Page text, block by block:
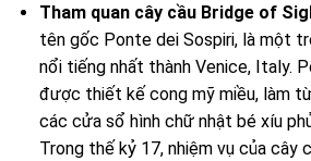
Tham quan cây cầu Bridge of
tên gốc Ponte dei Sospiri, là một
nổi tiếng nhất thành Venice, Italy.
được thiết kế cong mỹ miều, làm
các cửa sổ hình chữ nhật bé xíu
Trong thế kỷ 17, nhiệm vụ của cây